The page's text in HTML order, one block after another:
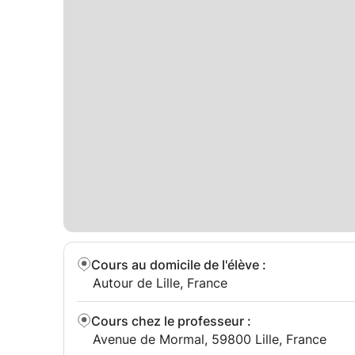
Cours au domicile de l'élève :
Autour de Lille, France
Cours chez le professeur :
Avenue de Mormal, 59800 Lille, France